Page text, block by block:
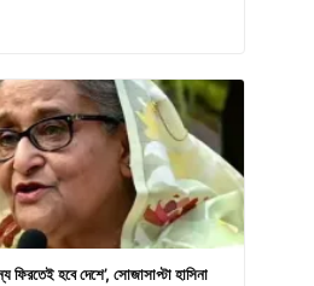
ফিরতেই হবে দেশে’, সোজাসাপ্টা হাসিনা